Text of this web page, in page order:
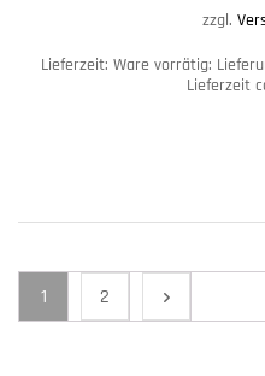
zzgl.
Lieferzeit: Ware vorrätig:
Lieferzeit
1 2